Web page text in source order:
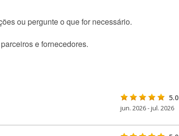
ou pergunte o que for necessário.
e fornecedores.
5.0
jun. 2026 - jul. 2026